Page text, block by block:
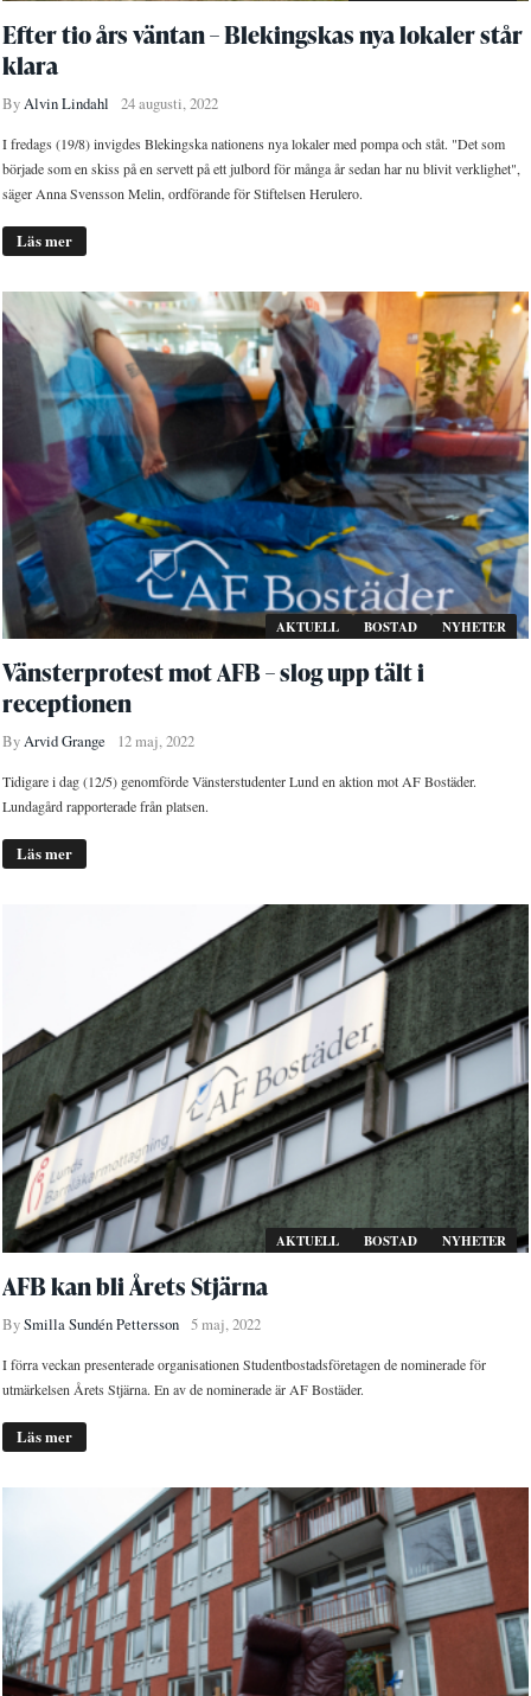
Efter tio års väntan – Blekingskas nya lokaler står
klara
ByAlvin Lindahl 24 augusti, 2022
I fredags (19/8) invigdes Blekingska nationens nya lokaler med pompa och ståt. "Det som
började som en skiss på en servett på ett julbord för många år sedan har nu blivit verklighet",
säger Anna Svensson Melin, ordförande för Stiftelsen Herulero.
Läs mer
AKTUELL BOSTAD NYHETER
Vänsterprotest mot AFB – slog upp tält i
receptionen
ByArvid Grange 12 maj, 2022
Tidigare i dag (12/5) genomförde Vänsterstudenter Lund en aktion mot AF Bostäder.
Lundagård rapporterade från platsen.
Läs mer
AKTUELL BOSTAD NYHETER
AFB kan bli Årets Stjärna
BySmilla Sundén Pettersson 5 maj, 2022
I förra veckan presenterade organisationen Studentbostadsföretagen de nominerade för
utmärkelsen Årets Stjärna. En av de nominerade är AF Bostäder.
Läs mer